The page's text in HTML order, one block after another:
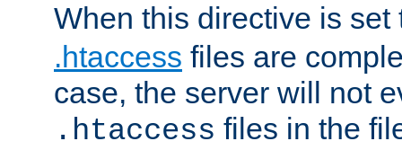
When this directive is
.htaccess files are
case, the server will not
.htaccess files in the